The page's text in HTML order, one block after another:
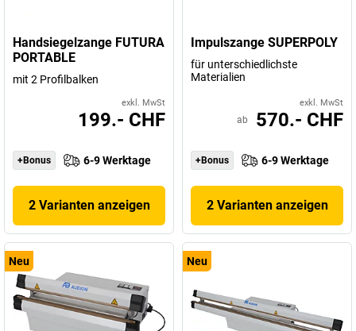
Handsiegelzange FUTURA
PORTABLE
mit 2 Profilbalken
exkl. MwSt
199.- CHF
+Bonus 6-9 Werktage
2 Varianten anzeigen
Impulszange SUPERPOLY
für unterschiedlichste
Materialien
exkl. MwSt
ab 570.- CHF
+Bonus 6-9 Werktage
2 Varianten anzeigen
Neu Neu